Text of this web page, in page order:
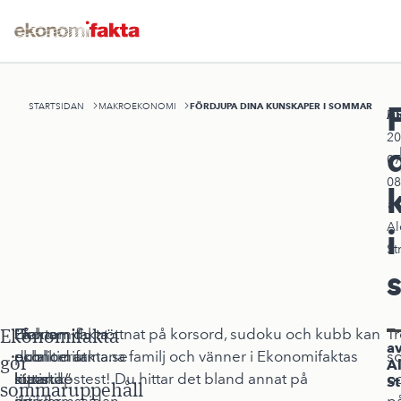
STARTSIDAN MAKROEKONOMI FÖRDJUPA DINA KUNSKAPER I SOMMAR
i
08
av
Ekonomifakta
gör
sommaruppehåll
”Fakta
och
statistik”
Ekonomifakta
publicerar
löpande
På
ekonomifakta.se
hittar
Och om du tröttnat på korsord, sudoku och kubb kan
du alltid utmana familj och vänner i Ekonomifaktas
kunskapstest! Du hittar det bland annat på